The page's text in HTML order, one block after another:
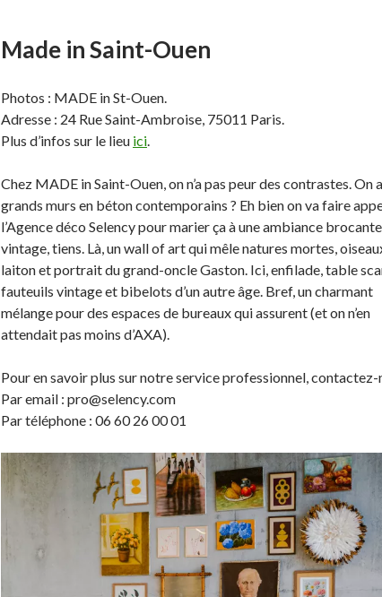
Made in Saint-Ouen
Photos : MADE in St-Ouen.
Adresse : 24 Rue Saint-Ambroise, 75011 Paris.
Plus d’infos sur le lieu ici.
Chez MADE in Saint-Ouen, on n’a pas peur des contrastes. On
grands murs en béton contemporains ? Eh bien on va faire
l’Agence déco Selency pour marier ça à une ambiance brocante
vintage, tiens. Là, un wall of art qui mêle natures mortes,
laiton et portrait du grand-oncle Gaston. Ici, enfilade, table
fauteuils vintage et bibelots d’un autre âge. Bref, un charmant
mélange pour des espaces de bureaux qui assurent (et on n’en
attendait pas moins d’AXA).
Pour en savoir plus sur notre service professionnel, contactez-
Par email : pro@selency.com
Par téléphone : 06 60 26 00 01